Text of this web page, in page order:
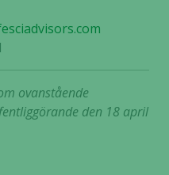
ovanstående
den 18 april